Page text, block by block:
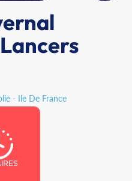
- Ile De France